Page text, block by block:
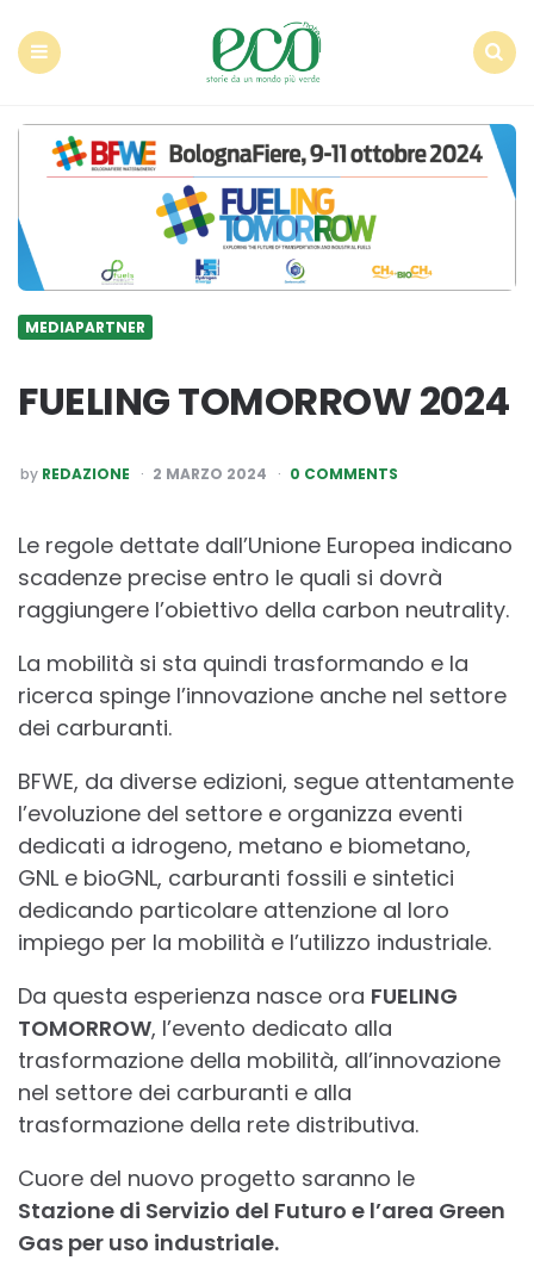
MEDIAPARTNER
FUELING TOMORROW 2024
POSTED
BY
by REDAZIONE 2 MARZO 2024 0 COMMENTS
Le regole dettate dall’Unione Europea indicano
scadenze precise entro le quali si dovrà
raggiungere l’obiettivo della carbon neutrality.
La mobilità si sta quindi trasformando e la
ricerca spinge l’innovazione anche nel settore
dei carburanti.
BFWE, da diverse edizioni, segue attentamente
l’evoluzione del settore e organizza eventi
dedicati a idrogeno, metano e biometano,
GNL e bioGNL, carburanti fossili e sintetici
dedicando particolare attenzione al loro
impiego per la mobilità e l’utilizzo industriale.
Da questa esperienza nasce ora FUELING
TOMORROW, l’evento dedicato alla
trasformazione della mobilità, all’innovazione
nel settore dei carburanti e alla
trasformazione della rete distributiva.
Cuore del nuovo progetto saranno le
Stazione di Servizio del Futuro e l’area Green
Gas per uso industriale.